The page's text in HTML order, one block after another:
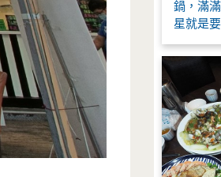
鍋，滿
星就是